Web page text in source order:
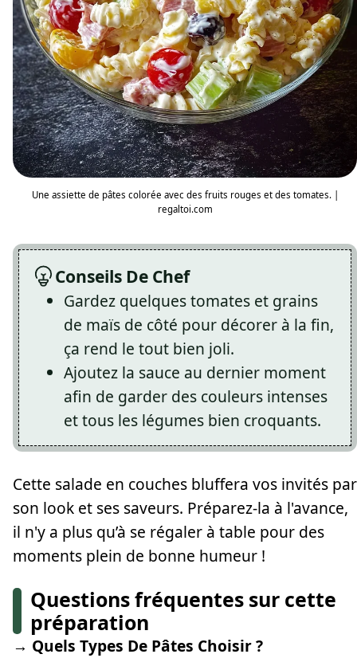
Une assiette de pâtes colorée avec des fruits rouges et des tomates. |
regaltoi.com
Conseils De Chef
Gardez quelques tomates et grains
de maïs de côté pour décorer à la fin,
ça rend le tout bien joli.
Ajoutez la sauce au dernier moment
afin de garder des couleurs intenses
et tous les légumes bien croquants.
Cette salade en couches bluffera vos invités par
son look et ses saveurs. Préparez-la à l'avance,
il n'y a plus qu’à se régaler à table pour des
moments plein de bonne humeur !
Questions fréquentes sur cette
préparation
→ Quels Types De Pâtes Choisir ?